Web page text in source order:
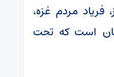
فریاد مردم غزه،
است که تحت